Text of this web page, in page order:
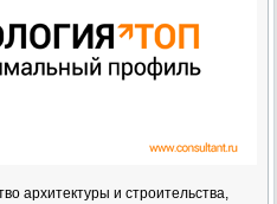
архитектуры и строительства,